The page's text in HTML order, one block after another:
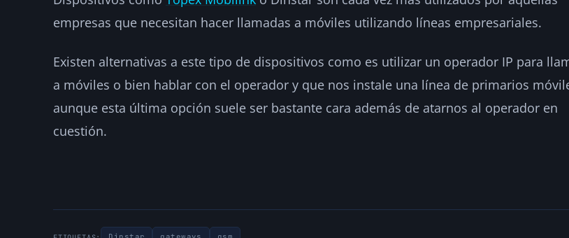
empresas que necesitan hacer llamadas a móviles utilizando líneas empresariales.
Existen alternativas a este tipo de dispositivos como es utilizar un operador IP para
a móviles o bien hablar con el operador y que nos instale una línea de primarios
aunque esta última opción suele ser bastante cara además de atarnos al operador en
cuestión.